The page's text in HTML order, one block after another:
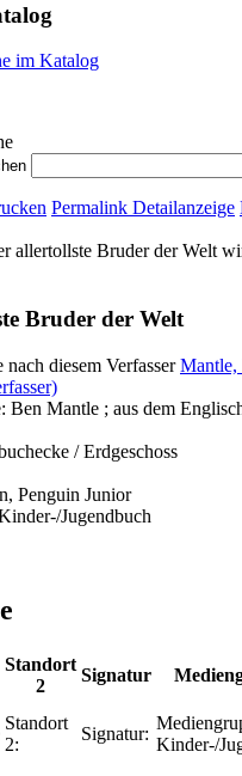
im Katalog
Permalink Detailanzeige
Bruder der Welt
nach diesem Verfasser Mantle,
Ben Mantle ; aus dem
/ Erdgeschoss
Penguin Junior
Jugendbuch
Standort
2
Signatur
Standort
2:
Signatur:
Kinder-/